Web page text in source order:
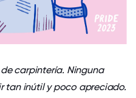
carpintería. Ninguna
tan inútil y poco apreciado.